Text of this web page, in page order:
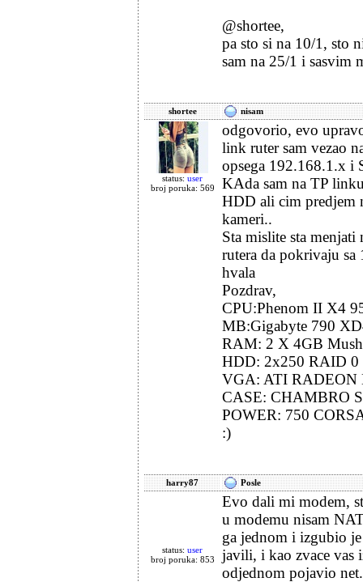
@shortee,
pa sto si na 10/1, sto
sam na 25/1 i sasvim
shortee nisam
status: user
broj poruka: 569
odgovorio, evo
link ruter sam vezao
opsega 192.168.1.x i
KAda sam na TP
HDD ali cim predjem
kameri..
Sta mislite sta
rutera da pokrivaju sa
hvala
Pozdrav,
CPU:Phenom II X4
MB:Gigabyte 790
RAM: 2 X 4GB
HDD: 2x250 RAID
VGA: ATI RADEON
CASE: CHAMBRO
POWER: 750
:)
harry87 Posle
status: user
broj poruka: 853
Evo dali mi modem,
u modemu nisam
ga jednom i izgubio
javili, i kao zvace vas
odjednom pojavio